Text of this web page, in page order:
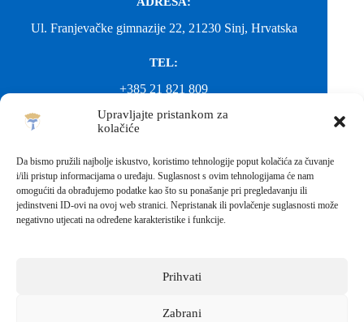
Upravljajte pristankom za
kolačiće
Da bismo pružili najbolje iskustvo, koristimo tehnologije poput kolačića za čuvanje
i/ili pristup informacijama o uređaju. Suglasnost s ovim tehnologijama će nam
omogućiti da obrađujemo podatke kao što su ponašanje pri pregledavanju ili
jedinstveni ID-ovi na ovoj web stranici. Nepristanak ili povlačenje suglasnosti može
negativno utjecati na određene karakteristike i funkcije.
Prihvati
Zabrani
Ul. Franjevačke gimnazije 22, 21230 Sinj, Hrvatska
TEL:
+385 21 821 809
EMAIL:
EMAIL:
fkgsinj@gmail.com
Svako neovlašteno preuzimanje fotografija i sadržaja s ove web
Sva prava pridržana © 2026 - FRANJEVAČKA KLASIČNA
PRAVOM JAVNOSTI